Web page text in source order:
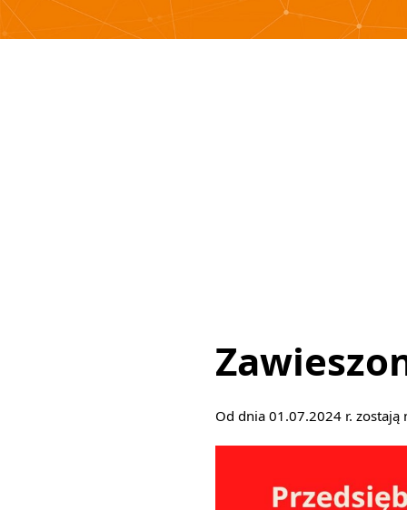
Od dnia 01.07.2024 r.